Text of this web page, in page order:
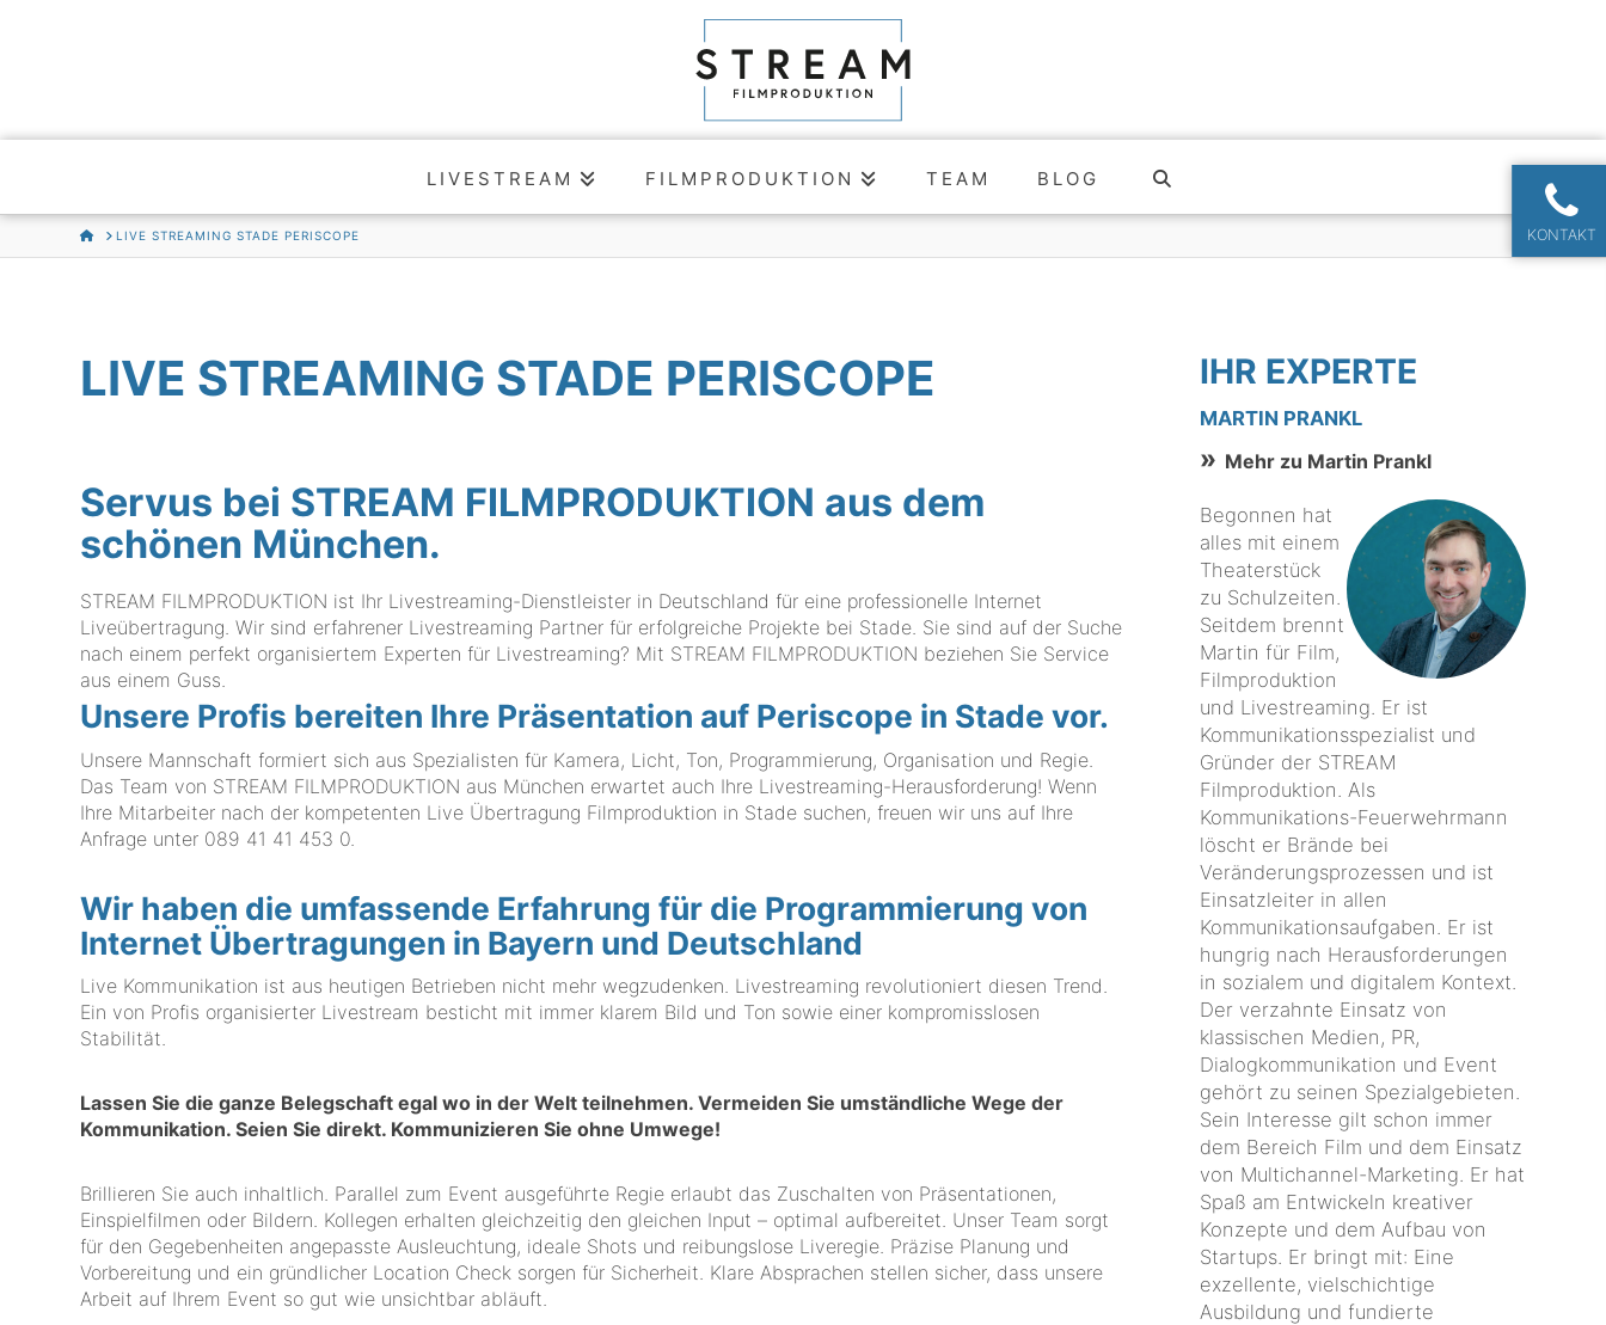
LIVESTREAM FILMPRODUKTION TEAM BLOG
HOMELIVE STREAMING STADE PERISCOPE KONTAKT
LIVE STREAMING STADE PERISCOPE
Servus bei STREAM FILMPRODUKTION aus dem
schönen München.
STREAM FILMPRODUKTION ist Ihr Livestreaming-Dienstleister in Deutschland für eine professionelle Internet
Liveübertragung. Wir sind erfahrener Livestreaming Partner für erfolgreiche Projekte bei Stade. Sie sind auf der Suche
nach einem perfekt organisiertem Experten für Livestreaming? Mit STREAM FILMPRODUKTION beziehen Sie Service
aus einem Guss.
Unsere Profis bereiten Ihre Präsentation auf Periscope in Stade vor.
Unsere Mannschaft formiert sich aus Spezialisten für Kamera, Licht, Ton, Programmierung, Organisation und Regie.
Das Team von STREAM FILMPRODUKTION aus München erwartet auch Ihre Livestreaming-Herausforderung! Wenn
Ihre Mitarbeiter nach der kompetenten Live Übertragung Filmproduktion in Stade suchen, freuen wir uns auf Ihre
Anfrage unter 089 41 41 453 0
Wir haben die umfassende Erfahrung für die Programmierung von
Internet Übertragungen in Bayern und Deutschland
Live Kommunikation ist aus heutigen Betrieben nicht mehr wegzudenken. Livestreaming revolutioniert diesen Trend.
Ein von Profis organisierter Livestream besticht mit immer klarem Bild und Ton sowie einer kompromisslosen
Stabilität.
Lassen Sie die ganze Belegschaft egal wo in der Welt teilnehmen. Vermeiden Sie umständliche Wege der
Kommunikation. Seien Sie direkt. Kommunizieren Sie ohne Umwege!
Brillieren Sie auch inhaltlich. Parallel zum Event ausgeführte Regie erlaubt das Zuschalten von Präsentationen,
Einspielfilmen oder Bildern. Kollegen erhalten gleichzeitig den gleichen Input – optimal aufbereitet. Unser Team sorgt
für den Gegebenheiten angepasste Ausleuchtung, ideale Shots und reibungslose Liveregie. Präzise Planung und
Vorbereitung und ein gründlicher Location Check sorgen für Sicherheit. Klare Absprachen stellen sicher, dass unsere
Arbeit auf Ihrem Event so gut wie unsichtbar abläuft.
IHR EXPERTE
MARTIN PRANKL
Mehr zu Martin Prankl
Begonnen hat
alles mit einem
Theaterstück
zu Schulzeiten.
Seitdem brennt
Martin für Film,
Filmproduktion
und Livestreaming. Er ist
Kommunikationsspezialist und
Gründer der STREAM
Filmproduktion. Als
Kommunikations-Feuerwehrmann
löscht er Brände bei
Veränderungsprozessen und ist
Einsatzleiter in allen
Kommunikationsaufgaben. Er ist
hungrig nach Herausforderungen
in sozialem und digitalem Kontext.
Der verzahnte Einsatz von
klassischen Medien, PR,
Dialogkommunikation und Event
gehört zu seinen Spezialgebieten.
Sein Interesse gilt schon immer
dem Bereich Film und dem Einsatz
von Multichannel-Marketing. Er hat
Spaß am Entwickeln kreativer
Konzepte und dem Aufbau von
Startups. Er bringt mit: Eine
exzellente, vielschichtige
Ausbildung und fundierte